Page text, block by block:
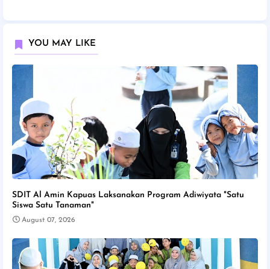
YOU MAY LIKE
SDIT Al Amin Kapuas Laksanakan Program Adiwiyata "Satu
Siswa Satu Tanaman"
August 07, 2026